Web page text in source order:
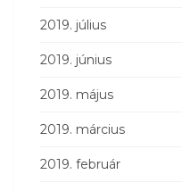
2019. július
2019. június
2019. május
2019. március
2019. február